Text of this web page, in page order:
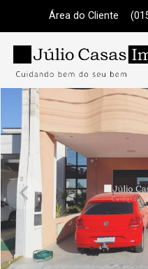
Área do Cliente